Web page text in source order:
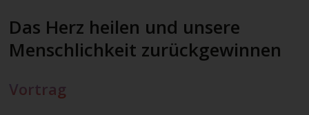
Das Herz heilen und unsere
Menschlichkeit zurückgewinnen
Vortrag